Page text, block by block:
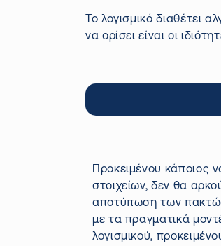
Το λογισμικό διαθέτει
να ορίσει είναι οι
Προκειμένου κάποιος
στοιχείων, δεν θα
αποτύπωση των
με τα πραγματικά
λογισμικού,